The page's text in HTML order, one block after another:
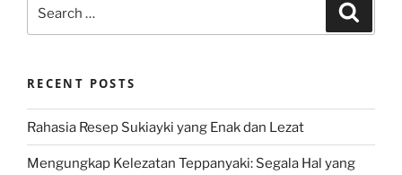
RECENT POSTS
Rahasia Resep Sukiayki yang Enak dan Lezat
Mengungkap Kelezatan Teppanyaki: Segala Hal yang